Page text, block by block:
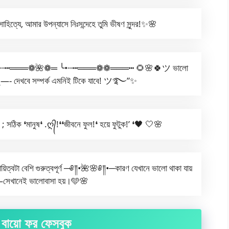
আমার উপন্যাসে নিঃসন্দেহে তুমি ভীষণ সুন্দর!✨🌸
╰•┄┅═══❁❁═══┅ 🌻🌸🍀ツ ভালো
সম্পর্ক এমনিই টিকে যাবে! ツ࿐”✨
❛মানুষ❛ .ღ᭄!❛❛জীবনে ফুল!❛ হয়ে ফুটুক!’ ❛🖤 🤍🌸
বেশি গুরুত্বপূর্ণ ─༅༎•🌺🌸༅༎•─কারণ যেখানে ভালো থাকা যায়
ভালোবাসা হয়।🩵🌸
বায়ো ফর ফেসবুক